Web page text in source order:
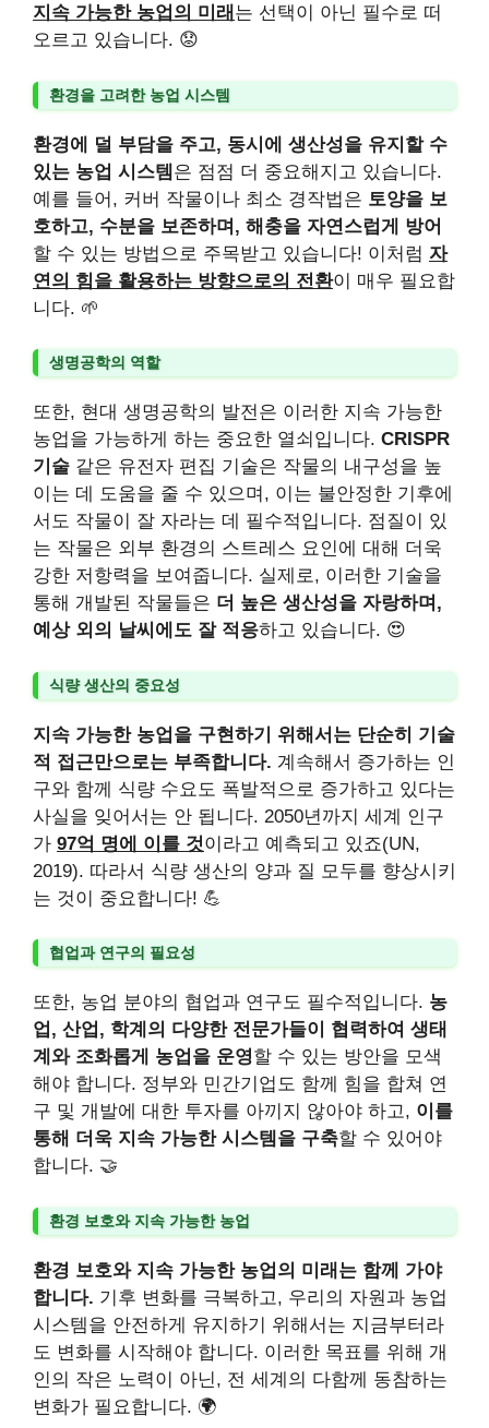
지속 가능한 농업의 미래 는 선택이 아닌 필수로 떠
오르고 있습니다. 😟
환경을 고려한 농업 시스템
환경에 덜 부담을 주고, 동시에 생산성을 유지할 수
있는 농업 시스템 은 점점 더 중요해지고 있습니다.
예를 들어, 커버 작물이나 최소 경작법은 토양을 보
호하고, 수분을 보존하며, 해충을 자연스럽게 방어
할 수 있는 방법으로 주목받고 있습니다! 이처럼 자
연의 힘을 활용하는 방향으로의 전환이 매우 필요합
니다. 🌱
생명공학의 역할
또한, 현대 생명공학의 발전은 이러한 지속 가능한
농업을 가능하게 하는 중요한 열쇠입니다. CRISPR
기술 같은 유전자 편집 기술은 작물의 내구성을 높
이는 데 도움을 줄 수 있으며, 이는 불안정한 기후에
서도 작물이 잘 자라는 데 필수적입니다. 점질이 있
는 작물은 외부 환경의 스트레스 요인에 대해 더욱
강한 저항력을 보여줍니다. 실제로, 이러한 기술을
통해 개발된 작물들은 더 높은 생산성을 자랑하며,
예상 외의 날씨에도 잘 적응하고 있습니다. 😍
식량 생산의 중요성
지속 가능한 농업을 구현하기 위해서는 단순히 기술
적 접근만으로는 부족합니다. 계속해서 증가하는 인
구와 함께 식량 수요도 폭발적으로 증가하고 있다는
사실을 잊어서는 안 됩니다. 2050년까지 세계 인구
가 97억 명에 이를 것이라고 예측되고 있죠(UN,
2019). 따라서 식량 생산의 양과 질 모두를 향상시키
는 것이 중요합니다! 💪
협업과 연구의 필요성
또한, 농업 분야의 협업과 연구도 필수적입니다. 농
업, 산업, 학계의 다양한 전문가들이 협력하여 생태
계와 조화롭게 농업을 운영할 수 있는 방안을 모색
해야 합니다. 정부와 민간기업도 함께 힘을 합쳐 연
구 및 개발에 대한 투자를 아끼지 않아야 하고, 이를
통해 더욱 지속 가능한 시스템을 구축할 수 있어야
합니다. 🤝
환경 보호와 지속 가능한 농업
환경 보호와 지속 가능한 농업의 미래는 함께 가야
합니다. 기후 변화를 극복하고, 우리의 자원과 농업
시스템을 안전하게 유지하기 위해서는 지금부터라
도 변화를 시작해야 합니다. 이러한 목표를 위해 개
인의 작은 노력이 아닌, 전 세계의 다함께 동참하는
변화가 필요합니다. 🌍